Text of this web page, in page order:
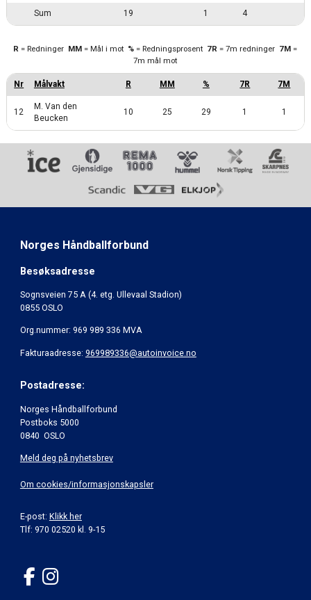
Sum 19 1 4
12
M. Van den
Beucken
10 25 29 1 1
R = Redninger MM = Mål i mot % = Redningsprosent 7R = 7m redninger 7M =
7m mål mot
Norges Håndballforbund
Besøksadresse
Sognsveien 75 A (4. etg. Ullevaal Stadion)
0855 OSLO
Org.nummer: 969 989 336 MVA
Fakturaadresse: 969989336@autoinvoice.no
Postadresse:
Norges Håndballforbund
Postboks 5000
0840 OSLO
Meld deg på nyhetsbrev
Om cookies/informasjonskapsler
E-post: Klikk her
Tlf: 970 02520 kl. 9-15